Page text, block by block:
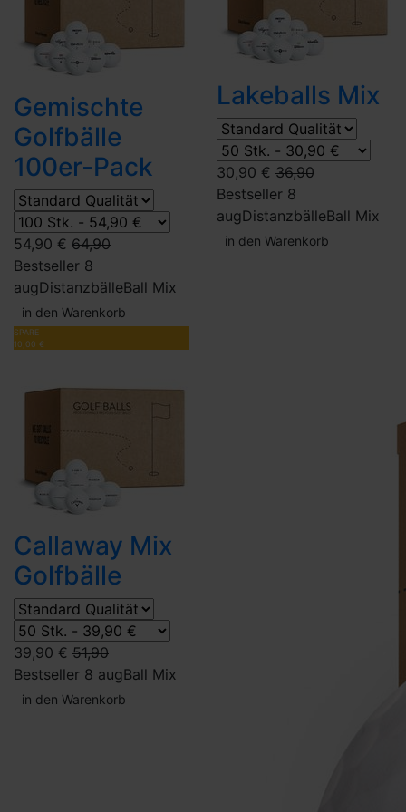
Gemischte
Golfbälle
100er-Pack
54,90 € 64,90
Bestseller 8
augDistanzbälleBall Mix
in den Warenkorb
Lakeballs Mix
30,90 € 36,90
Bestseller 8
augDistanzbälleBall Mix
in den Warenkorb
SPARE
10,00 €
Callaway Mix
Golfbälle
39,90 € 51,90
Bestseller 8 augBall Mix
in den Warenkorb